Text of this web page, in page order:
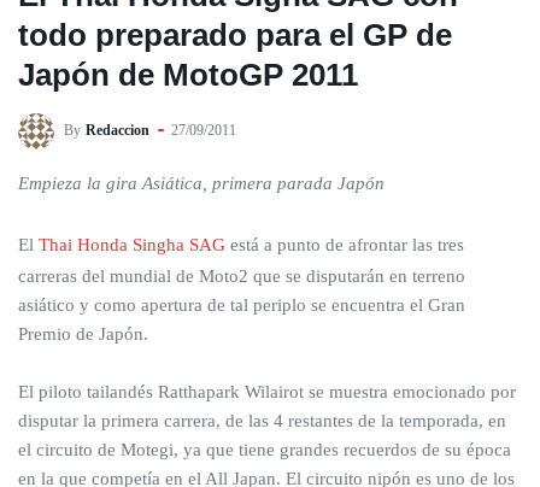
todo preparado para el GP de
Japón de MotoGP 2011
By Redaccion 27/09/2011
Empieza la gira Asiática, primera parada Japón
El Thai Honda Singha SAG está a punto de afrontar las tres
carreras del mundial de Moto2 que se disputarán en terreno
asiático y como apertura de tal periplo se encuentra el Gran
Premio de Japón.
El piloto tailandés Ratthapark Wilairot se muestra emocionado por
disputar la primera carrera, de las 4 restantes de la temporada, en
el circuito de Motegi, ya que tiene grandes recuerdos de su época
en la que competía en el All Japan. El circuito nipón es uno de los